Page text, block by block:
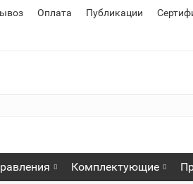
Оплата Публикации
Комплектующие